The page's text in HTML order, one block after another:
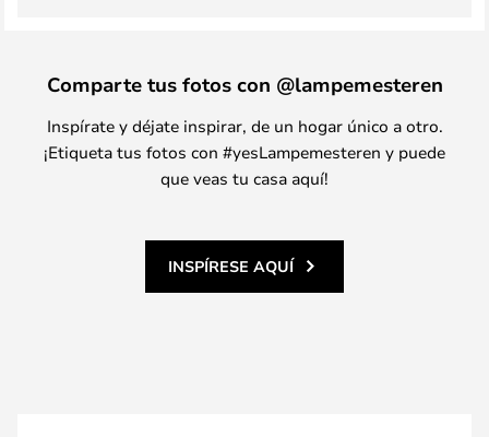
Comparte tus fotos con @lampemesteren
Inspírate y déjate inspirar, de un hogar único a otro.
¡Etiqueta tus fotos con #yesLampemesteren y puede
que veas tu casa aquí!
INSPÍRESE AQUÍ